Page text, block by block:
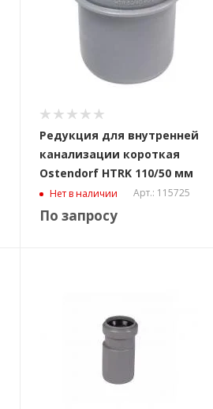
Редукция для внутренней
канализации короткая
Ostendorf HTRK 110/50 мм
Нет в наличии Арт.: 115725
По запросу